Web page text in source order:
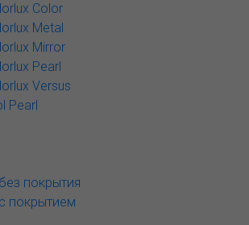
Color
Metal
Mirror
Pearl
Versus
Pearl
покрытия
покрытием